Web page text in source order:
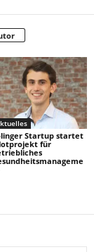
Startup startet
für